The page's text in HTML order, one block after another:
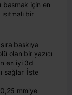
basmak için en
bir
baskıya
olan bir yazıcı
en iyi 3d
sağlar. İşte
0,25 mm'ye